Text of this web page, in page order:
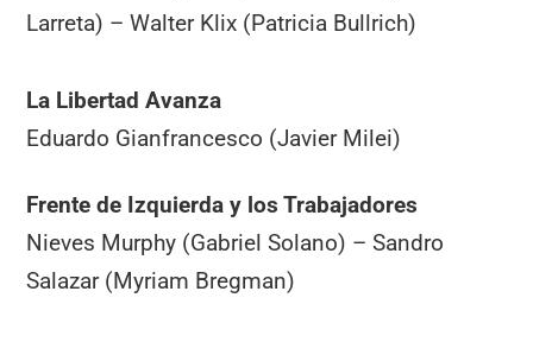
Larreta) – Walter Klix (Patricia Bullrich)
La Libertad Avanza
Eduardo Gianfrancesco (Javier Milei)
Frente de Izquierda y los Trabajadores
Nieves Murphy (Gabriel Solano) – Sandro
Salazar (Myriam Bregman)